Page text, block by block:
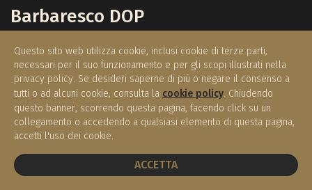
Questo sito web utilizza cookie, inclusi cookie di terze parti,
necessari per il suo funzionamento e per gli scopi illustrati nella
privacy policy. Se desideri saperne di più o negare il consenso a
tutti o ad alcuni cookie, consulta la cookie policy. Chiudendo
questo banner, scorrendo questa pagina, facendo click su un
collegamento o accedendo a qualsiasi elemento di questa pagina,
accetti l'uso dei cookie.
ACCETTA
Barbaresco DOP
€ 290,00(0.75 l) Disponibile
ACQUISTA
PRENOTA UN TAVOLO